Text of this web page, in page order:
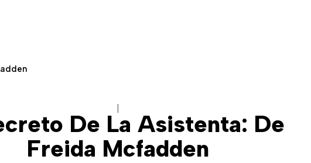
De La Asistenta: De
Freida Mcfadden